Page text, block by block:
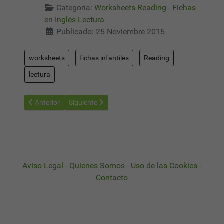
Categoría: Worksheets Reading - Fichas
en Inglés Lectura
Publicado: 25 Noviembre 2015
worksheets fichas infantiles Reading
lectura
Artículo anterior: Worksheets Reading 17 - Fichas Aprender a
Anterior Artículo siguiente: Worksheets Reading 19 -
Siguiente
Aviso Legal - Quienes Somos - Uso de las Cookies -
Contacto